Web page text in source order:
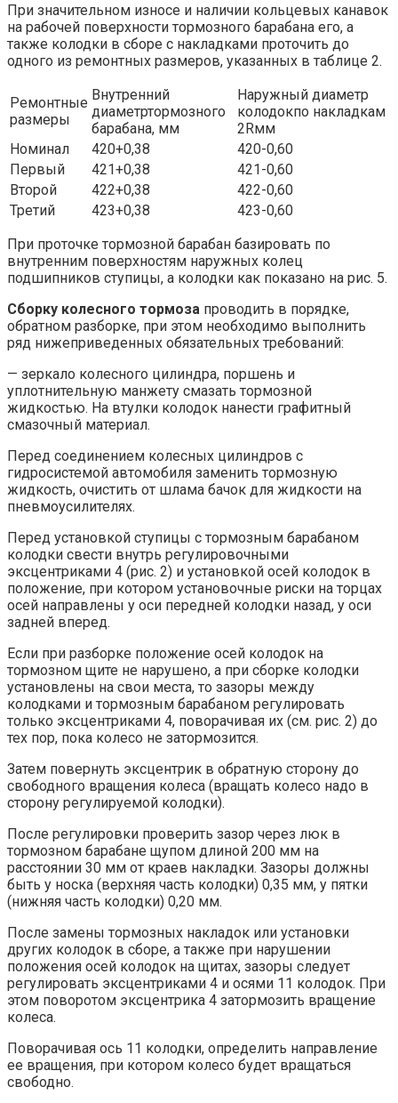
При значительном износе и наличии кольцевых канавок
на рабочей поверхности тормозного барабана его, а
также колодки в сборе с накладками проточить до
одного из ремонтных размеров, указанных в таблице 2.
Ремонтные
размеры
Внутренний
диаметртормозного
барабана, мм
Наружный диаметр
колодокпо накладкам
2Rмм
Номинал
420+0,38
420-0,60
Первый
421+0,38
421-0,60
Второй
422+0,38
422-0,60
Третий
423+0,38
423-0,60
При проточке тормозной барабан базировать по
внутренним поверхностям наружных колец
подшипников ступицы, а колодки как показано на рис. 5.
Сборку колесного тормоза проводить в порядке,
обратном разборке, при этом необходимо выполнить
ряд нижеприведенных обязательных требований:
— зеркало колесного цилиндра, поршень и
уплотнительную манжету смазать тормозной
жидкостью. На втулки колодок нанести графитный
смазочный материал.
Перед соединением колесных цилиндров с
гидросистемой автомобиля заменить тормозную
жидкость, очистить от шлама бачок для жидкости на
пневмоусилителях.
Перед установкой ступицы с тормозным барабаном
колодки свести внутрь регулировочными
эксцентриками 4 (рис. 2) и установкой осей колодок в
положение, при котором установочные риски на торцах
осей направлены у оси передней колодки назад, у оси
задней вперед.
Если при разборке положение осей колодок на
тормозном щите не нарушено, а при сборке колодки
установлены на свои места, то зазоры между
колодками и тормозным барабаном регулировать
только эксцентриками 4, поворачивая их (см. рис. 2) до
тех пор, пока колесо не затормозится.
Затем повернуть эксцентрик в обратную сторону до
свободного вращения колеса (вращать колесо надо в
сторону регулируемой колодки).
После регулировки проверить зазор через люк в
тормозном барабане щупом длиной 200 мм на
расстоянии 30 мм от краев накладки. Зазоры должны
быть у носка (верхняя часть колодки) 0,35 мм, у пятки
(нижняя часть колодки) 0,20 мм.
После замены тормозных накладок или установки
других колодок в сборе, а также при нарушении
положения осей колодок на щитах, зазоры следует
регулировать эксцентриками 4 и осями 11 колодок. При
этом поворотом эксцентрика 4 затормозить вращение
колеса.
Поворачивая ось 11 колодки, определить направление
ее вращения, при котором колесо будет вращаться
свободно.